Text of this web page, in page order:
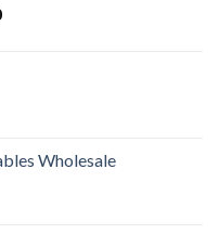
Plage
Wholesale